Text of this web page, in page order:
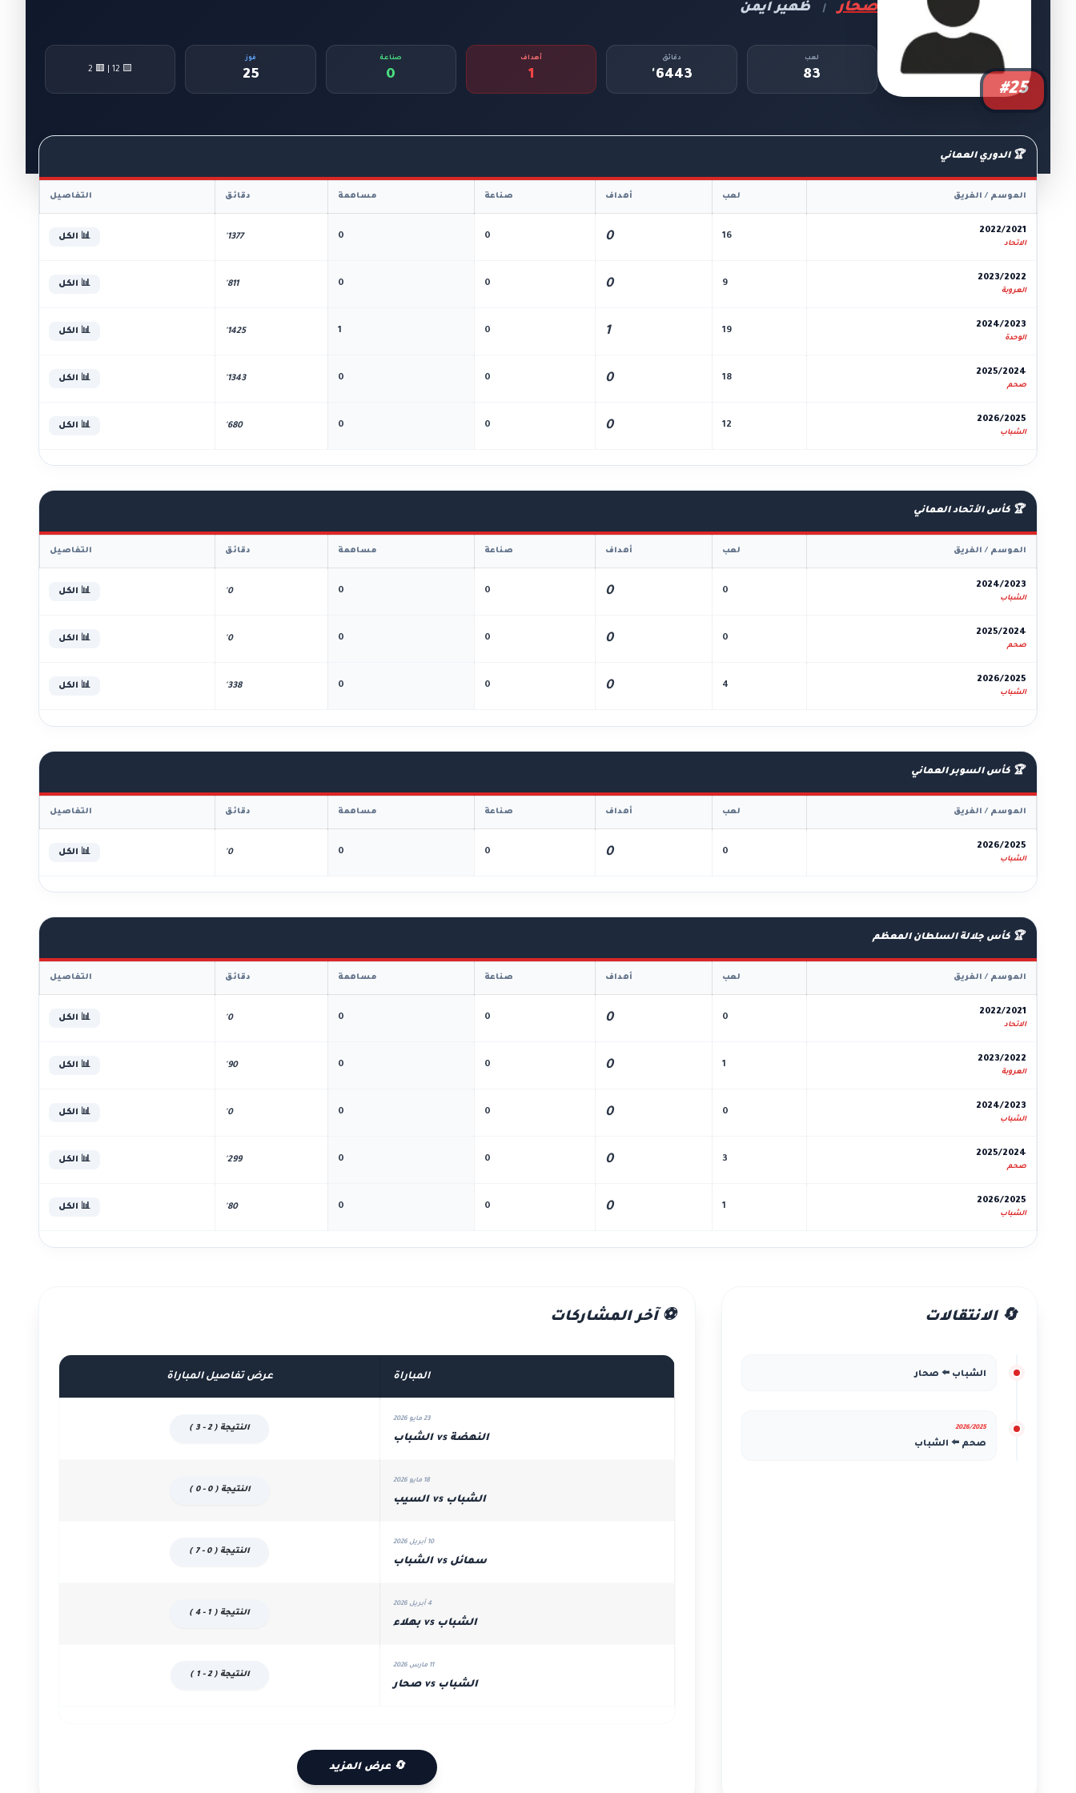
#25
صحار | ظهير ايمن
لعب
83
دقائق
6443'
أهداف
1
صناعة
0
فوز
25
🟨 12 | 🟥 2
🏆 الدوري العماني
الموسم / الفريق لعب أهداف صناعة مساهمة دقائق التفاصيل
2022/2021
الاتحاد
16
0
0
0
1377' 📊 الكل
2023/2022
العروبة
9
0
0
0
811' 📊 الكل
2024/2023
الوحدة
19
1
0
1
1425' 📊 الكل
2025/2024
صحم
18
0
0
0
1343' 📊 الكل
2026/2025
الشباب
12
0
0
0
680' 📊 الكل
🏆 كأس الأتحاد العماني
الموسم / الفريق لعب أهداف صناعة مساهمة دقائق التفاصيل
2024/2023
الشباب
0
0
0
0
0' 📊 الكل
2025/2024
صحم
0
0
0
0
0' 📊 الكل
2026/2025
الشباب
4
0
0
0
338' 📊 الكل
🏆 كأس السوبر العماني
الموسم / الفريق لعب أهداف صناعة مساهمة دقائق التفاصيل
2026/2025
الشباب
0
0
0
0
0' 📊 الكل
🏆 كأس جلالة السلطان المعظم
الموسم / الفريق لعب أهداف صناعة مساهمة دقائق التفاصيل
2022/2021
الاتحاد
0
0
0
0
0' 📊 الكل
2023/2022
العروبة
1
0
0
0
90' 📊 الكل
2024/2023
الشباب
0
0
0
0
0' 📊 الكل
2025/2024
صحم
3
0
0
0
299' 📊 الكل
2026/2025
الشباب
1
0
0
0
80' 📊 الكل
🔄 الانتقالات
الشباب ⬅️ صحار
2026/2025
صحم ⬅️ الشباب
⚽ آخر المشاركات
المباراة عرض تفاصيل المباراة
23 مايو 2026
النهضة vs الشباب
النتيجة ( 2 - 3 )
18 مايو 2026
الشباب vs السيب
النتيجة ( 0 - 0 )
10 أبريل 2026
سمائل vs الشباب
النتيجة ( 0 - 7 )
4 أبريل 2026
الشباب vs بهلاء
النتيجة ( 1 - 4 )
11 مارس 2026
الشباب vs صحار
النتيجة ( 2 - 1 )
🔄 عرض المزيد